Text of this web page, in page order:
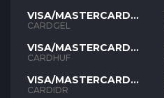
VISA/MASTERCARD
GEL
CARDGEL
VISA/MASTERCARD
HUF
CARDHUF
VISA/MASTERCARD
IDR
CARDIDR